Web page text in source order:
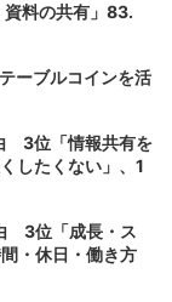
料の共有」83.
ーブルコインを活
3位「情報共有を
したくない」、1
3位「成長・ス
・休日・働き方